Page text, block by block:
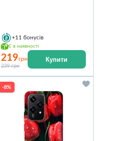
+11 бонусів
Є в наявності
219грн
239 грн
Купити
-8%